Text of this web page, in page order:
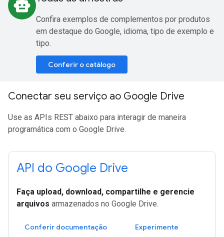
smart_toy
Confira exemplos de complementos por produtos
em destaque do Google, idioma, tipo de exemplo e
tipo.
Conferir o catálogo
Conectar seu serviço ao Google Drive
Use as APIs REST abaixo para interagir de maneira
programática com o Google Drive.
API do Google Drive
Faça upload, download, compartilhe e gerencie
arquivos armazenados no Google Drive.
Conferir documentação Experimente